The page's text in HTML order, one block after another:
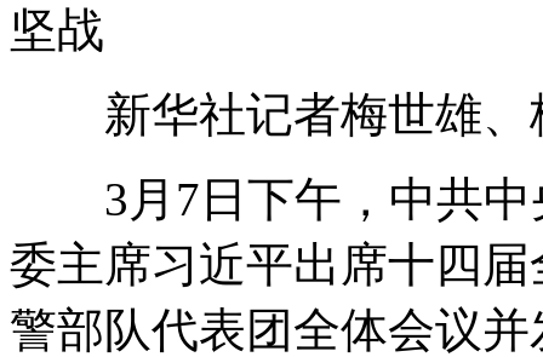
坚战
新华社记者梅世雄、
3月7日下午，中共中
委主席习近平出席十四
警部队代表团全体会议